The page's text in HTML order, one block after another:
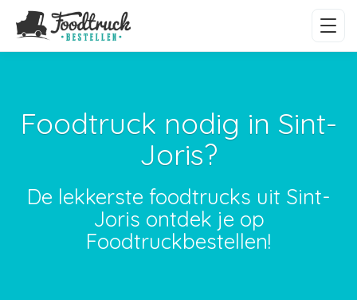
Foodtruck nodig in Sint-
Joris?
De lekkerste foodtrucks uit Sint-
Joris ontdek je op
Foodtruckbestellen!